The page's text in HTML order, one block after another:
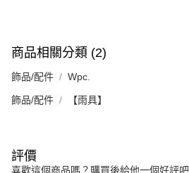
商品相關分類 (2)
飾品/配件 Wpc.
飾品/配件 【雨具】
評價
喜歡這個商品嗎？購買後給他一個好評吧